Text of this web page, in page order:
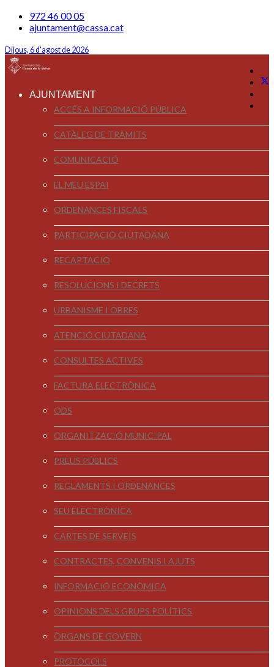
972 46 00 05
ajuntament@cassa.cat
Dijous, 6 d'agost de 2026
AJUNTAMENT
ACCÉS A INFORMACIÓ PÚBLICA
CATÀLEG DE TRÀMITS
COMUNICACIÓ
EL MEU ESPAI
ORDENANCES FISCALS
PARTICIPACIÓ CIUTADANA
RECAPTACIÓ
RESOLUCIONS I DECRETS
URBANISME I OBRES
ATENCIÓ CIUTADANA
CONSULTES ACTIVES
FACTURA ELECTRÒNICA
ODS
ORGANITZACIÓ MUNICIPAL
PREUS PÚBLICS
REGLAMENTS I ORDENANCES
SEU ELECTRÒNICA
CARTES DE SERVEIS
CONTRACTES, CONVENIS I AJUTS
INFORMACIÓ ECONÒMICA
OPINIONS DELS GRUPS POLÍTICS
ÒRGANS DE GOVERN
PROTOCOLS